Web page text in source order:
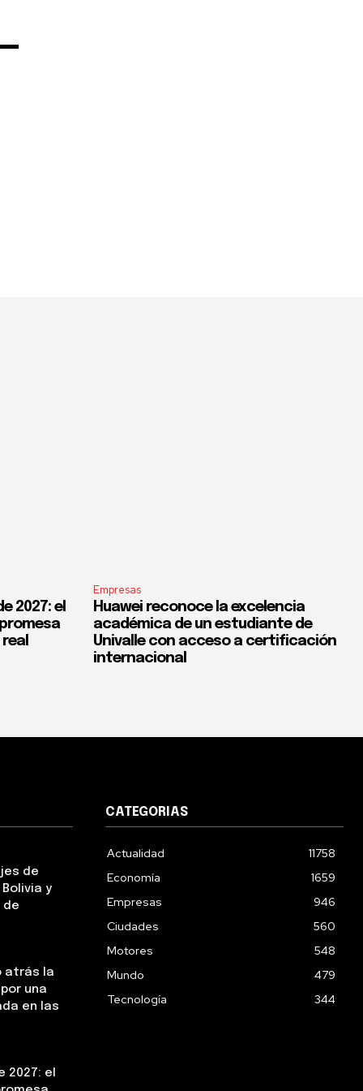
2027: el
Empresas
Huawei reconoce la excelencia
académica de un estudiante de
Univalle con acceso a certificación
internacional
de
y
de
atrás la
una
en las
2027: el
CATEGORIAS
Actualidad
11758
Economía
1659
Empresas
946
Ciudades
560
Motores
548
Mundo
479
Tecnología
344